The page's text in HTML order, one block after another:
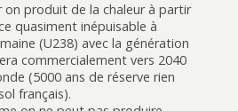
on produit de la chaleur à partir
quasiment inépuisable à
(U238) avec la génération
commercialement vers 2040
(5000 ans de réserve rien
français).